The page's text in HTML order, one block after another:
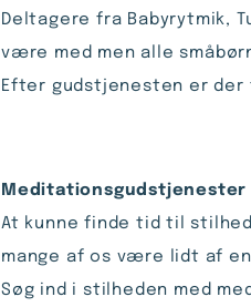
Deltagere fra Babyrytmik,
være med men alle
Efter gudstjenesten er
Meditationsgudstjenester
At kunne finde tid til
mange af os være lidt af
Søg ind i stilheden med